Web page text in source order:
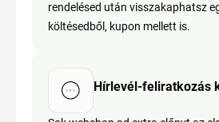
rendelésed után visszakaphatsz
költésedből, kupon mellett is.
Hírlevél-feliratkozás